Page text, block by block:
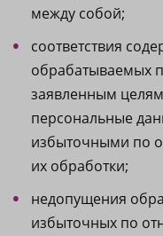
между собой;
соответствия
обрабатываемых
заявленным
персональные
избыточными по
их обработки;
недопущения
избыточных по